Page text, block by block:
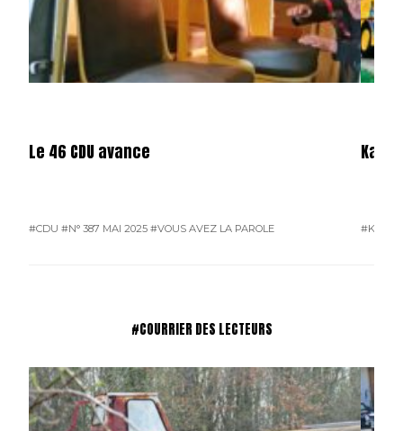
Le 46 CDU avance
#CDU #N° 387 MAI 2025 #VOUS AVEZ LA PAROLE
#COURRIER DES LECTEURS